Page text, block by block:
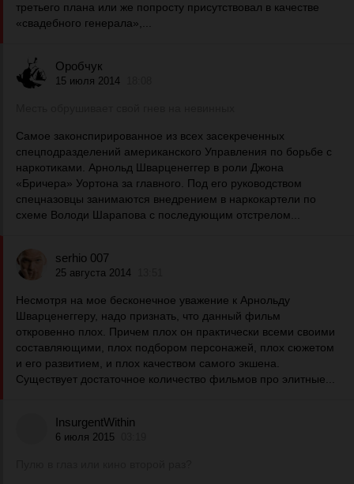
третьего плана или же попросту присутствовал в качестве
«свадебного генерала»,...
Оробчук
15 июля 2014
Самое законспирированное из всех засекреченных
спецподразделений американского Управления по борьбе с
наркотиками. Арнольд Шварценеггер в роли Джона
«Бричера» Уортона за главного. Под его руководством
спецназовцы занимаются внедрением в наркокартели по
схеме Володи Шарапова с последующим отстрелом...
serhio 007
25 августа 2014
Несмотря на мое бесконечное уважение к Арнольду
Шварценеггеру, надо признать, что данный фильм
откровенно плох. Причем плох он практически всеми своими
составляющими, плох подбором персонажей, плох сюжетом
и его развитием, и плох качеством самого экшена.
Существует достаточное количество фильмов про элитные...
InsurgentWithin
6 июля 2015